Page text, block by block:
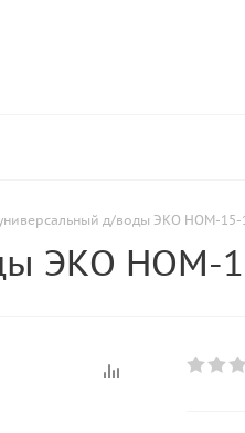
д/воды ЭКО НОМ-15-
ЭКО НОМ-